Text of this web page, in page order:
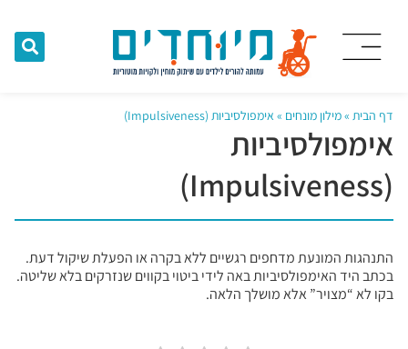
דף הבית »מילון מונחים » אימפולסיביות (Impulsiveness)
אימפולסיביות
(Impulsiveness)
התנהגות המונעת מדחפים רגשיים ללא בקרה או הפעלת שיקול דעת.
בכתב היד האימפולסיביות באה לידי ביטוי בקווים שנזרקים בלא שליטה.
בקו לא “מצויר” אלא מושלך הלאה.